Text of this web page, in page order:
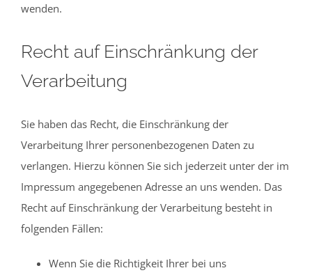
wenden.
Recht auf Einschränkung der
Verarbeitung
Sie haben das Recht, die Einschränkung der
Verarbeitung Ihrer personenbezogenen Daten zu
verlangen. Hierzu können Sie sich jederzeit unter der im
Impressum angegebenen Adresse an uns wenden. Das
Recht auf Einschränkung der Verarbeitung besteht in
folgenden Fällen:
Wenn Sie die Richtigkeit Ihrer bei uns